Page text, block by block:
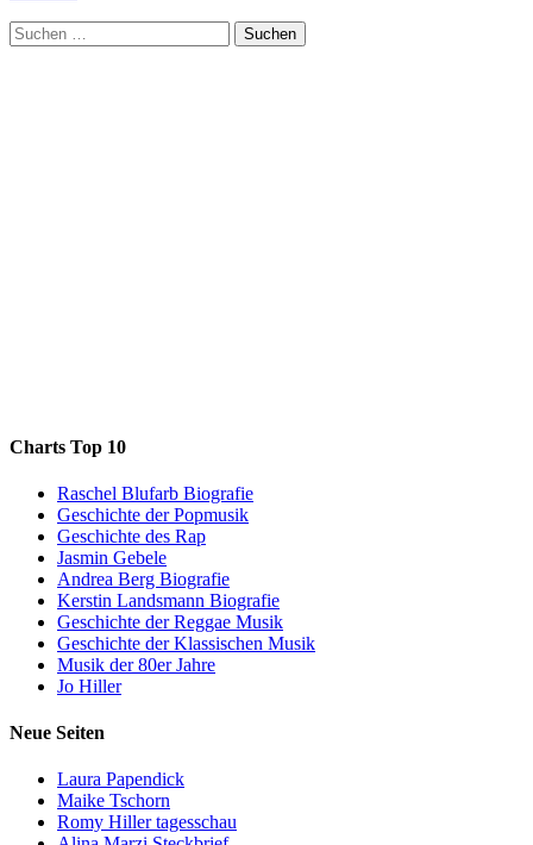
Suchen
nach:
Charts Top 10
Raschel Blufarb Biografie
Geschichte der Popmusik
Geschichte des Rap
Jasmin Gebele
Andrea Berg Biografie
Kerstin Landsmann Biografie
Geschichte der Reggae Musik
Geschichte der Klassischen Musik
Musik der 80er Jahre
Jo Hiller
Neue Seiten
Laura Papendick
Maike Tschorn
Romy Hiller tagesschau